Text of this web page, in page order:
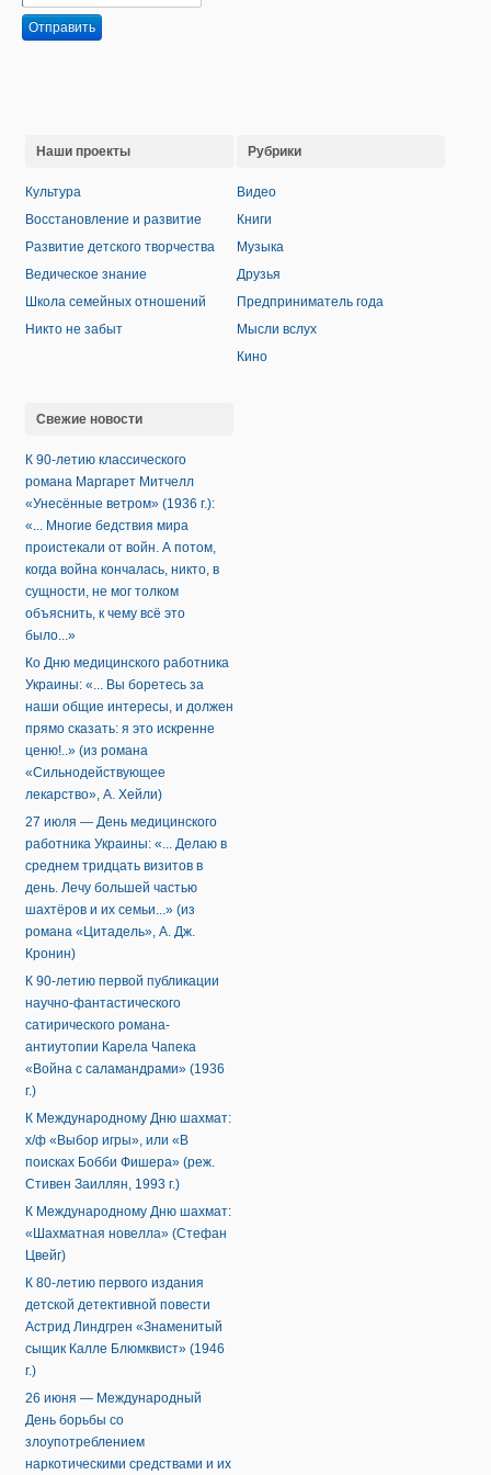
Отправить
Наши проекты
Культура
Восстановление и развитие
Развитие детского творчества
Ведическое знание
Школа семейных отношений
Никто не забыт
Рубрики
Видео
Книги
Музыка
Друзья
Предприниматель года
Мысли вслух
Кино
Свежие новости
К 90-летию классического
романа Маргарет Митчелл
«Унесённые ветром» (1936 г.):
«... Многие бедствия мира
проистекали от войн. А потом,
когда война кончалась, никто, в
сущности, не мог толком
объяснить, к чему всё это
было...»
Ко Дню медицинского работника
Украины: «... Вы боретесь за
наши общие интересы, и должен
прямо сказать: я это искренне
ценю!..» (из романа
«Сильнодействующее
лекарство», А. Хейли)
27 июля — День медицинского
работника Украины: «... Делаю в
среднем тридцать визитов в
день. Лечу большей частью
шахтёров и их семьи...» (из
романа «Цитадель», А. Дж.
Кронин)
К 90-летию первой публикации
научно-фантастического
сатирического романа-
антиутопии Карела Чапека
«Война с саламандрами» (1936
г.)
К Международному Дню шахмат:
х/ф «Выбор игры», или «В
поисках Бобби Фишера» (реж.
Стивен Заиллян, 1993 г.)
К Международному Дню шахмат:
«Шахматная новелла» (Стефан
Цвейг)
К 80-летию первого издания
детской детективной повести
Астрид Линдгрен «Знаменитый
сыщик Калле Блюмквист» (1946
г.)
26 июня — Международный
День борьбы со
злоупотреблением
наркотическими средствами и их